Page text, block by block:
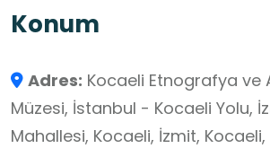
çalışmalarının ardından eski
alanı, 2 sikke vitrini ve 18
olmak üzere düzenlenmiştir.
kısmen salonlarda, kısmen açık
Konum
Adres: Kocaeli Etnografya ve
Müzesi, İstanbul - Kocaeli Yolu,
Mahallesi, Kocaeli, İzmit,